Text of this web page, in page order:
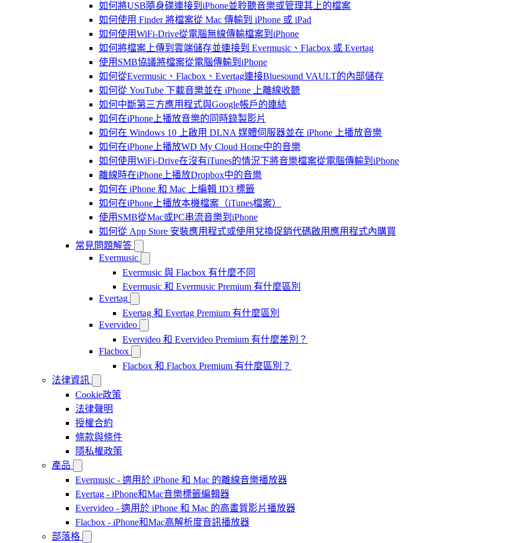
如何將USB隨身碟連接到iPhone並聆聽音樂或管理其上的檔案
如何使用 Finder 將檔案從 Mac 傳輸到 iPhone 或 iPad
如何使用WiFi-Drive從電腦無線傳輸檔案到iPhone
如何將檔案上傳到雲端儲存並連接到 Evermusic、Flacbox 或 Evertag
使用SMB協議將檔案從電腦傳輸到iPhone
如何從Evermusic、Flacbox、Evertag連接Bluesound VAULT的內部儲存
如何從 YouTube 下載音樂並在 iPhone 上離線收聽
如何中斷第三方應用程式與Google帳戶的連結
如何在iPhone上播放音樂的同時錄製影片
如何在 Windows 10 上啟用 DLNA 媒體伺服器並在 iPhone 上播放音樂
如何在iPhone上播放WD My Cloud Home中的音樂
如何使用WiFi-Drive在沒有iTunes的情況下將音樂檔案從電腦傳輸到iPhone
離線時在iPhone上播放Dropbox中的音樂
如何在 iPhone 和 Mac 上編輯 ID3 標籤
如何在iPhone上播放本機檔案（iTunes檔案）
使用SMB從Mac或PC串流音樂到iPhone
如何從 App Store 安裝應用程式或使用兌換促銷代碼啟用應用程式內購買
常見問題解答
Evermusic
Evermusic 與 Flacbox 有什麼不同
Evermusic 和 Evermusic Premium 有什麼區別
Evertag
Evertag 和 Evertag Premium 有什麼區別
Evervideo
Evervideo 和 Evervideo Premium 有什麼差別？
Flacbox
Flacbox 和 Flacbox Premium 有什麼區別？
法律資訊
Cookie政策
法律聲明
授權合約
條款與條件
隱私權政策
產品
Evermusic - 適用於 iPhone 和 Mac 的離線音樂播放器
Evertag - iPhone和Mac音樂標籤編輯器
Evervideo - 適用於 iPhone 和 Mac 的高畫質影片播放器
Flacbox - iPhone和Mac高解析度音訊播放器
部落格